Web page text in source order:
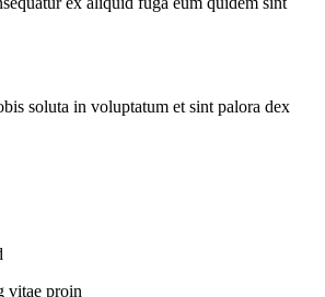
soluta in voluptatum et sint palora dex
vitae proin